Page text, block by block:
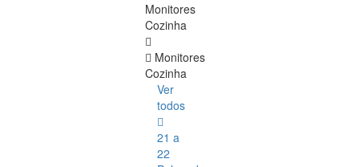
Monitores
Cozinha
Monitores
Cozinha
Ver
todos
21 a
22